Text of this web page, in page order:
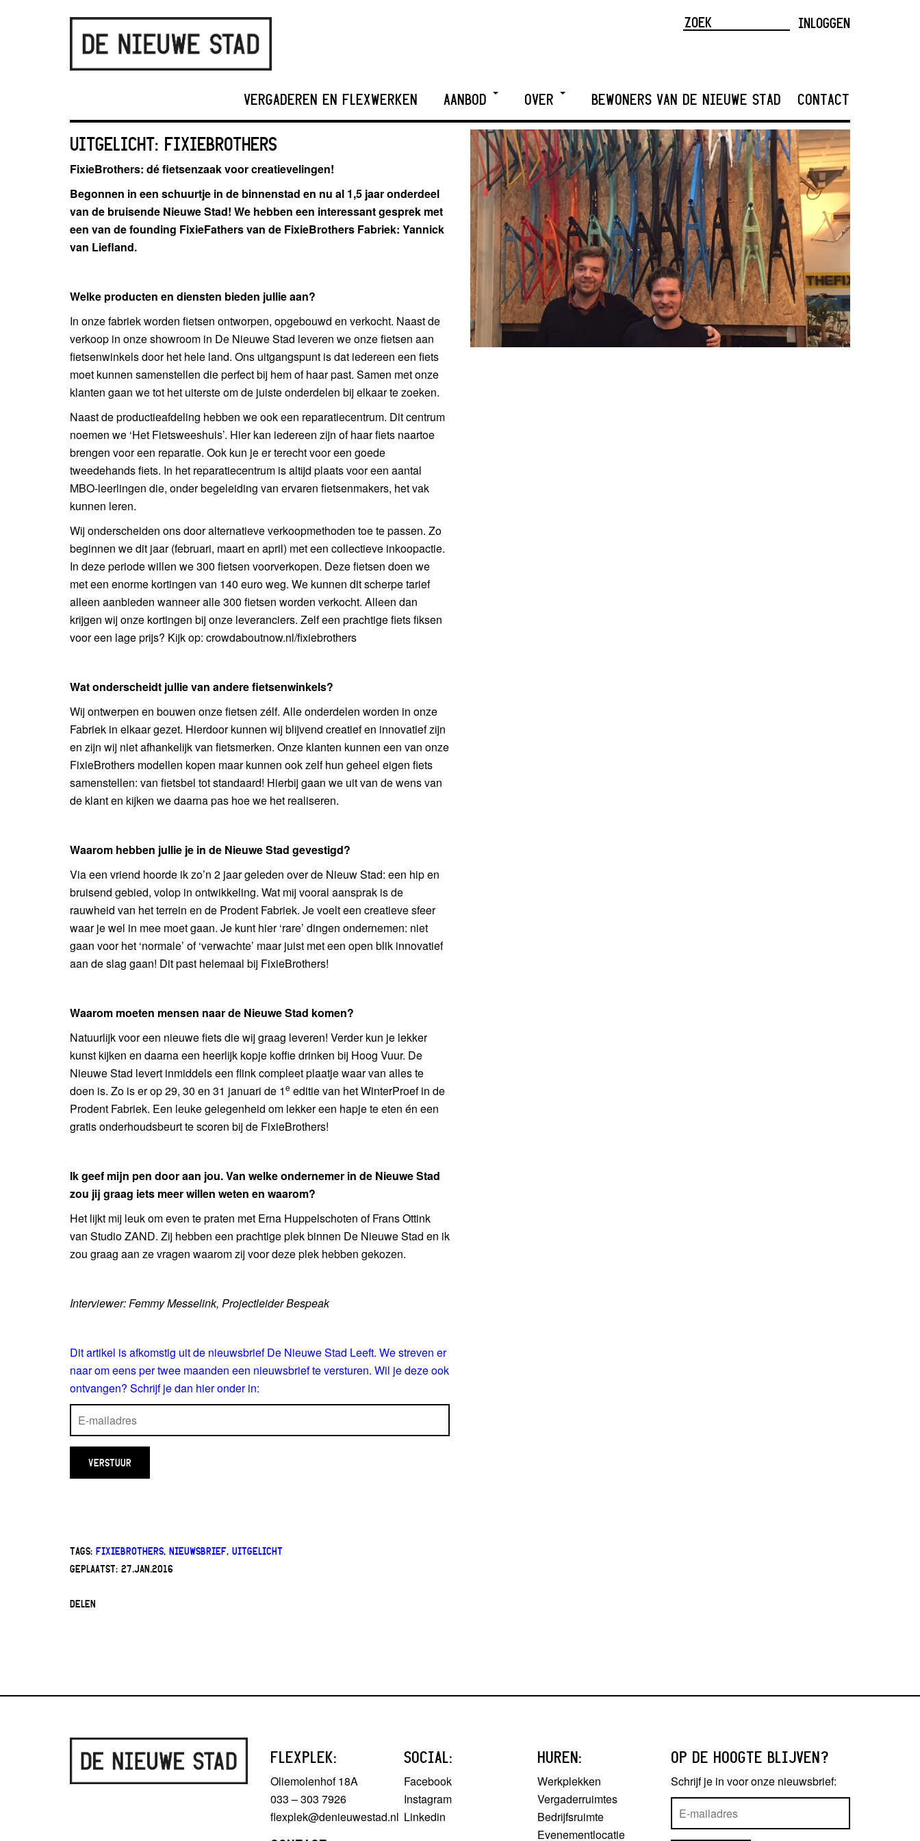
INLOGGEN
VERGADEREN EN FLEXWERKEN AANBOD OVER BEWONERS VAN DE NIEUWE STAD CONTACT
UITGELICHT: FIXIEBROTHERS
FixieBrothers: dé fietsenzaak voor creatievelingen!
Begonnen in een schuurtje in de binnenstad en nu al 1,5 jaar onderdeel
van de bruisende Nieuwe Stad! We hebben een interessant gesprek met
een van de founding FixieFathers van de FixieBrothers Fabriek: Yannick
van Liefland.
Welke producten en diensten bieden jullie aan?
In onze fabriek worden fietsen ontworpen, opgebouwd en verkocht. Naast de
verkoop in onze showroom in De Nieuwe Stad leveren we onze fietsen aan
fietsenwinkels door het hele land. Ons uitgangspunt is dat iedereen een fiets
moet kunnen samenstellen die perfect bij hem of haar past. Samen met onze
klanten gaan we tot het uiterste om de juiste onderdelen bij elkaar te zoeken.
Naast de productieafdeling hebben we ook een reparatiecentrum. Dit centrum
noemen we ‘Het Fietsweeshuis’. Hier kan iedereen zijn of haar fiets naartoe
brengen voor een reparatie. Ook kun je er terecht voor een goede
tweedehands fiets. In het reparatiecentrum is altijd plaats voor een aantal
MBO-leerlingen die, onder begeleiding van ervaren fietsenmakers, het vak
kunnen leren.
Wij onderscheiden ons door alternatieve verkoopmethoden toe te passen. Zo
beginnen we dit jaar (februari, maart en april) met een collectieve inkoopactie.
In deze periode willen we 300 fietsen voorverkopen. Deze fietsen doen we
met een enorme kortingen van 140 euro weg. We kunnen dit scherpe tarief
alleen aanbieden wanneer alle 300 fietsen worden verkocht. Alleen dan
krijgen wij onze kortingen bij onze leveranciers. Zelf een prachtige fiets fiksen
voor een lage prijs? Kijk op: crowdaboutnow.nl/fixiebrothers
Wat onderscheidt jullie van andere fietsenwinkels?
Wij ontwerpen en bouwen onze fietsen zélf. Alle onderdelen worden in onze
Fabriek in elkaar gezet. Hierdoor kunnen wij blijvend creatief en innovatief zijn
en zijn wij niet afhankelijk van fietsmerken. Onze klanten kunnen een van onze
FixieBrothers modellen kopen maar kunnen ook zelf hun geheel eigen fiets
samenstellen: van fietsbel tot standaard! Hierbij gaan we uit van de wens van
de klant en kijken we daarna pas hoe we het realiseren.
Waarom hebben jullie je in de Nieuwe Stad gevestigd?
Via een vriend hoorde ik zo’n 2 jaar geleden over de Nieuw Stad: een hip en
bruisend gebied, volop in ontwikkeling. Wat mij vooral aansprak is de
rauwheid van het terrein en de Prodent Fabriek. Je voelt een creatieve sfeer
waar je wel in mee moet gaan. Je kunt hier ‘rare’ dingen ondernemen: niet
gaan voor het ‘normale’ of ‘verwachte’ maar juist met een open blik innovatief
aan de slag gaan! Dit past helemaal bij FixieBrothers!
Waarom moeten mensen naar de Nieuwe Stad komen?
Natuurlijk voor een nieuwe fiets die wij graag leveren! Verder kun je lekker
kunst kijken en daarna een heerlijk kopje koffie drinken bij Hoog Vuur. De
Nieuwe Stad levert inmiddels een flink compleet plaatje waar van alles te
doen is. Zo is er op 29, 30 en 31 januari de 1e editie van het WinterProef in de
Prodent Fabriek. Een leuke gelegenheid om lekker een hapje te eten én een
gratis onderhoudsbeurt te scoren bij de FixieBrothers!
Ik geef mijn pen door aan jou. Van welke ondernemer in de Nieuwe Stad
zou jij graag iets meer willen weten en waarom?
Het lijkt mij leuk om even te praten met Erna Huppelschoten of Frans Ottink
van Studio ZAND. Zij hebben een prachtige plek binnen De Nieuwe Stad en ik
zou graag aan ze vragen waarom zij voor deze plek hebben gekozen.
Interviewer: Femmy Messelink, Projectleider Bespeak
Dit artikel is afkomstig uit de nieuwsbrief De Nieuwe Stad Leeft. We streven er
naar om eens per twee maanden een nieuwsbrief te versturen. Wil je deze ook
ontvangen? Schrijf je dan hier onder in:
TAGS: FIXIEBROTHERS NIEUWSBRIEF UITGELICHT
GEPLAATST: 27.JAN.2016
DELEN
FLEXPLEK:
Oliemolenhof 18A
033 – 303 7926
flexplek@denieuwestad.nl
SOCIAL:
Facebook
Instagram
Linkedin
HUREN:
Werkplekken
Vergaderruimtes
Bedrijfsruimte
Evenementlocatie
OP DE HOOGTE BLIJVEN?
Schrijf je in voor onze nieuwsbrief: